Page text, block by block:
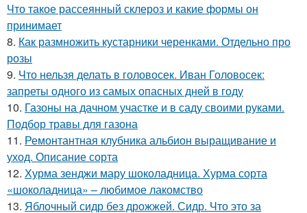
Что такое рассеянный склероз и какие формы он
принимает
8. Как размножить кустарники черенками. Отдельно про
розы
9. Что нельзя делать в головосек. Иван Головосек:
запреты одного из самых опасных дней в году
10. Газоны на дачном участке и в саду своими руками.
Подбор травы для газона
11. Ремонтантная клубника альбион выращивание и
уход. Описание сорта
12. Хурма зенджи мару шоколадница. Хурма сорта
«шоколадница» – любимое лакомство
13. Яблочный сидр без дрожжей. Сидр. Что это за